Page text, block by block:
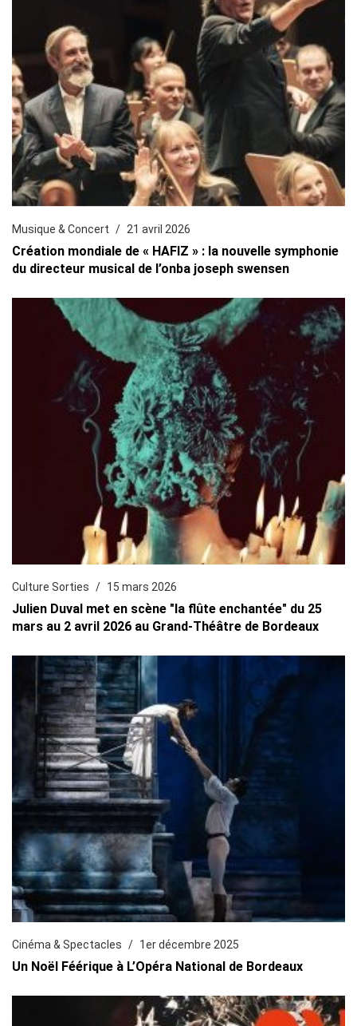
Musique & Concert 21 avril 2026
Création mondiale de « HAFIZ » : la nouvelle symphonie
du directeur musical de l’onba joseph swensen
Culture Sorties 15 mars 2026
Julien Duval met en scène "la flûte enchantée" du 25
mars au 2 avril 2026 au Grand-Théâtre de Bordeaux
Cinéma & Spectacles 1er décembre 2025
Un Noël Féérique à L’Opéra National de Bordeaux